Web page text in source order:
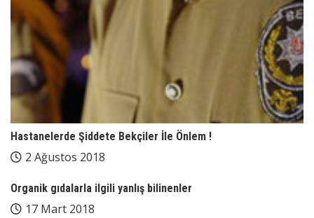
Hastanelerde Şiddete Bekçiler İle Önlem !
2 Ağustos 2018
Organik gıdalarla ilgili yanlış bilinenler
17 Mart 2018